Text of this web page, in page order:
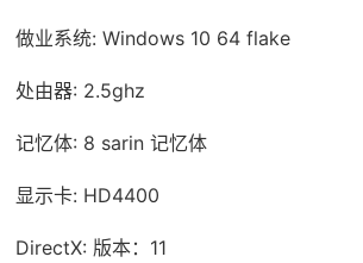
做业系统: Windows 10 64 flake
处由器: 2.5ghz
记忆体: 8 sarin 记忆体
显示卡: HD4400
DirectX: 版本：11